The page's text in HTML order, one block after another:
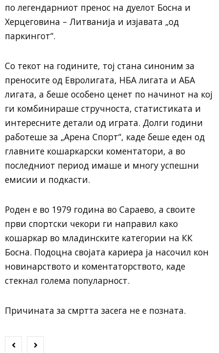
по легендарниот пренос на дуелот Босна и
Херцеговина – Литванија и изјавата „од
паркингот“.
Со текот на годините, тој стана синоним за
преносите од Евролигата, НБА лигата и АБА
лигата, а беше особено ценет по начинот на кој
ги комбинираше стручноста, статистиката и
интересните детали од играта. Долги години
работеше за „Арена Спорт“, каде беше еден од
главните кошаркарски коментатори, а во
последниот период имаше и многу успешни
емисии и подкасти.
Роден е во 1979 година во Сараево, а своите
први спортски чекори ги направил како
кошаркар во младинските категории на КК
Босна. Подоцна својата кариера ја насочил кон
новинарството и коментаторството, каде
стекнал голема популарност.
Причината за смртта засега не е позната.